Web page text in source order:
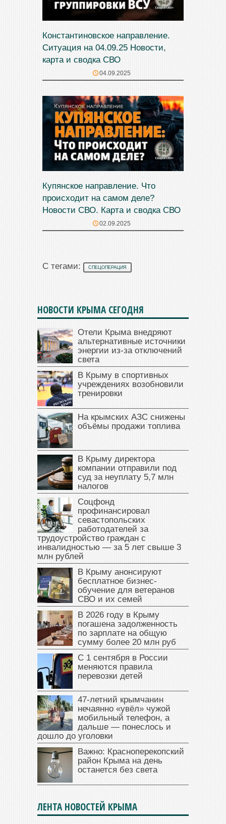
Константиновское направление.
Ситуация на 04.09.25 Новости,
карта и сводка СВО
04.09.2025
Купянское направление. Что
происходит на самом деле?
Новости СВО. Карта и сводка СВО
02.09.2025
С тегами: СПЕЦОПЕРАЦИЯ
НОВОСТИ КРЫМА СЕГОДНЯ
Отели Крыма внедряют
альтернативные источники
энергии из-за отключений
света
В Крыму в спортивных
учреждениях возобновили
тренировки
На крымских АЗС снижены
объёмы продажи топлива
В Крыму директора
компании отправили под
суд за неуплату 5,7 млн
налогов
Соцфонд
профинансировал
севастопольских
работодателей за
трудоустройство граждан с
инвалидностью — за 5 лет свыше 3
млн рублей
В Крыму анонсируют
бесплатное бизнес-
обучение для ветеранов
СВО и их семей
В 2026 году в Крыму
погашена задолженность
по зарплате на общую
сумму более 20 млн руб
С 1 сентября в России
меняются правила
перевозки детей
47‑летний крымчанин
нечаянно «увёл» чужой
мобильный телефон, а
дальше — понеслось и
дошло до уголовки
Важно: Красноперекопский
район Крыма на день
останется без света
ЛЕНТА НОВОСТЕЙ КРЫМА